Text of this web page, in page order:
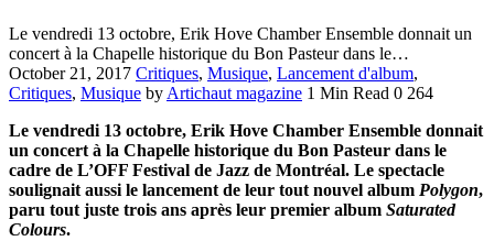
Le vendredi 13 octobre, Erik Hove Chamber Ensemble donnait un
concert à la Chapelle historique du Bon Pasteur dans le…
October 21, 2017 Critiques, Musique, Lancement d'album,
Critiques, Musique by Artichaut magazine 1 Min Read 0 264
Le vendredi 13 octobre, Erik Hove Chamber Ensemble donnait
un concert à la Chapelle historique du Bon Pasteur dans le
cadre de L’OFF Festival de Jazz de Montréal. Le spectacle
soulignait aussi le lancement de leur tout nouvel album Polygon,
paru tout juste trois ans après leur premier album Saturated
Colours.